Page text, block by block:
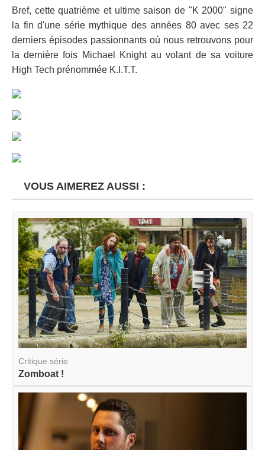
Bref, cette quatrième et ultime saison de "K 2000" signe
la fin d'une série mythique des années 80 avec ses 22
derniers épisodes passionnants où nous retrouvons pour
la dernière fois Michael Knight au volant de sa voiture
High Tech prénommée K.I.T.T.
VOUS AIMEREZ AUSSI :
Critique série
Zomboat !